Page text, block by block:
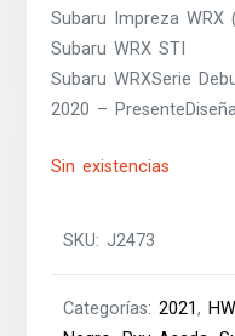
Subaru Impreza WRX
Subaru WRX STI
Subaru WRXSerie
2020 –
Sin existencias
SKU:J2473
Categorías:2021,